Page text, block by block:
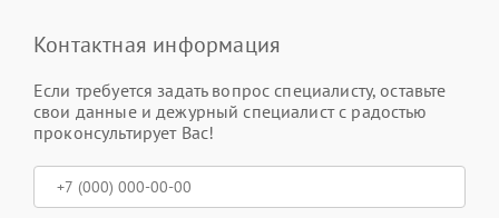
Контактная информация
Если требуется задать вопрос специалисту, оставьте
свои данные и дежурный специалист с радостью
проконсультирует Вас!